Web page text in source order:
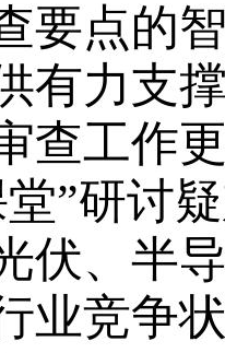
要点的
有力支
工作更
”研讨
伏、半
业竞争